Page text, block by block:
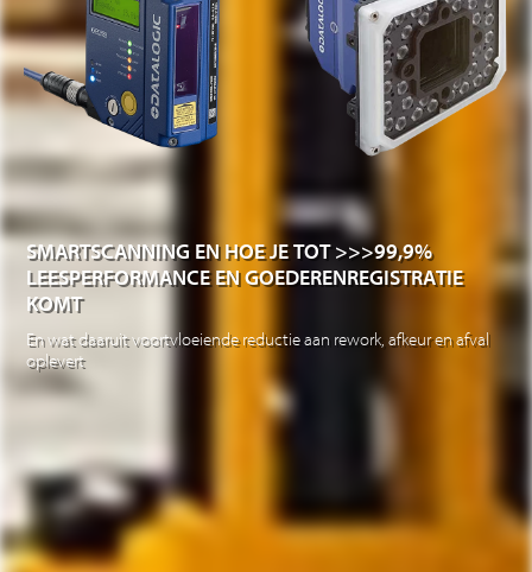
SMARTSCANNING EN HOE JE TOT >>>99,9%
LEESPERFORMANCE EN GOEDERENREGISTRATIE
KOMT
En wat daaruit voortvloeiende reductie aan rework, afkeur en afval
oplevert